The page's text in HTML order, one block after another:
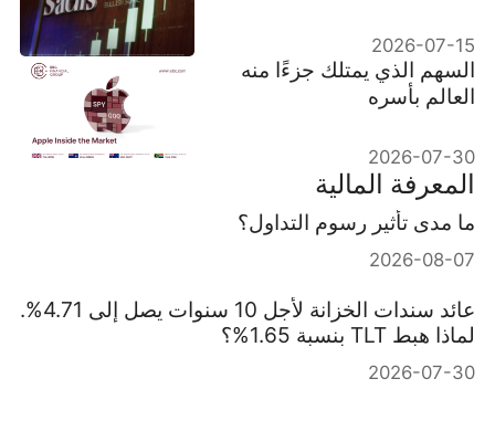
2026-07-15
السهم الذي يمتلك جزءًا منه
العالم بأسره
2026-07-30
المعرفة المالية
ما مدى تأثير رسوم التداول؟
2026-08-07
عائد سندات الخزانة لأجل 10 سنوات يصل إلى 4.71%.
لماذا هبط TLT بنسبة 1.65%؟
2026-07-30